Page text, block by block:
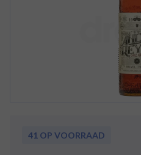
41 OP VOORRAAD